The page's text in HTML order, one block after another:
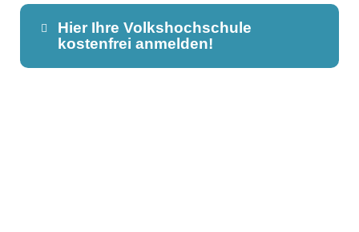
Hier Ihre Volkshochschule
kostenfrei anmelden!